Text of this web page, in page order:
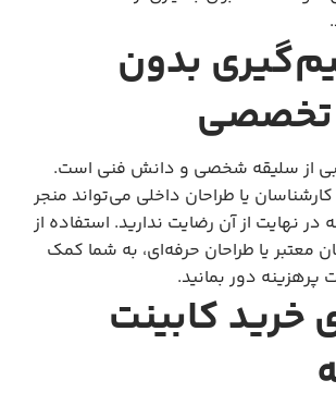
بدون
تخصصی
از سلیقه شخصی و دانش فنی است.
یا طراحان داخلی می‌تواند منجر
در نهایت از آن رضایت ندارید. استفاده از
معتبر یا طراحان حرفه‌ای، به شما کمک
پرهزینه دور بمانید.
خرید کابینت